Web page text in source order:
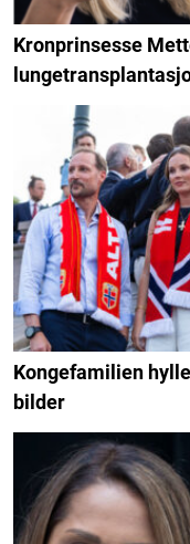
Kronprinsesse
Kongefamilien
bilder